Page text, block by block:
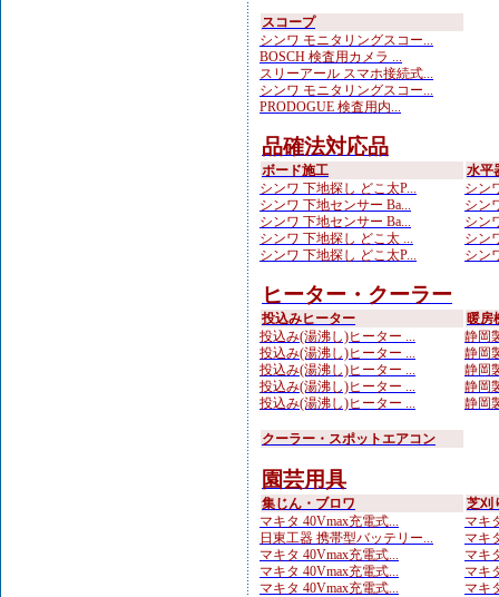
スコープ
シンワ モニタリングスコー...
BOSCH 検査用カメラ ...
スリーアール スマホ接続式...
シンワ モニタリングスコー...
PRODOGUE 検査用内...
品確法対応品
ボード施工
シンワ 下地探し どこ太P...
シンワ 下地センサー Ba...
シンワ 下地センサー Ba...
シンワ 下地探し どこ太 ...
シンワ 下地探し どこ太P...
水平
シン
シン
シン
シン
シン
ヒーター・クーラー
投込みヒーター
投込み(湯沸し)ヒーター ...
投込み(湯沸し)ヒーター ...
投込み(湯沸し)ヒーター ...
投込み(湯沸し)ヒーター ...
投込み(湯沸し)ヒーター ...
暖房
静岡
静岡
静岡
静岡
静岡
クーラー・スポットエアコン
園芸用具
集じん・ブロワ
マキタ 40Vmax充電式...
日東工器 携帯型バッテリー...
マキタ 40Vmax充電式...
マキタ 40Vmax充電式...
マキタ 40Vmax充電式...
芝刈
マキ
マキ
マキ
マキ
マキ